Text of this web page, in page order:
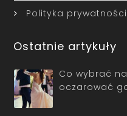
Polityka prywatności
Ostatnie artykuły
Co wybrać
oczarować